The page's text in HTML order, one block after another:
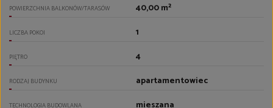
POWIERZCHNIA BALKONÓW/TARASÓW 40,00 m²
LICZBA POKOI 1
PIĘTRO 4
RODZAJ BUDYNKU apartamentowiec
TECHNOLOGIA BUDOWLANA mieszana